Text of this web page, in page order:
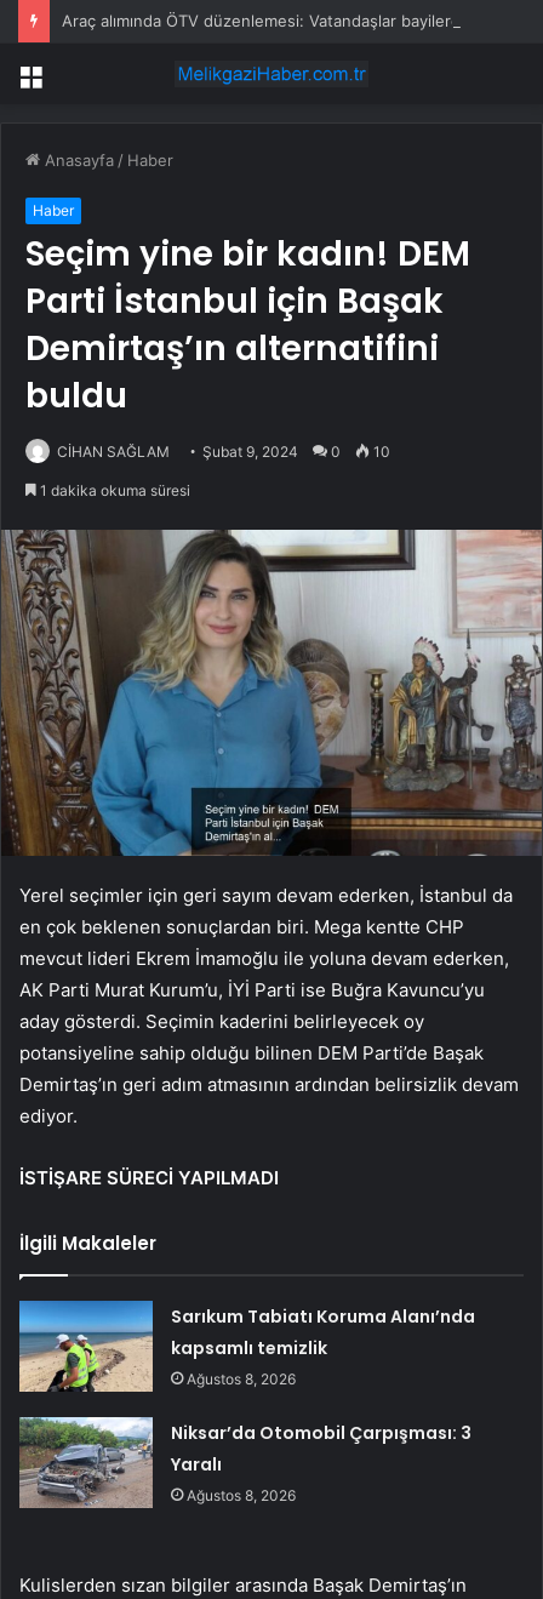
Menü
Anasayfa / Haber
Haber
Seçim yine bir kadın! DEM
Parti İstanbul için Başak
Demirtaş’ın alternatifini
buldu
CİHAN SAĞLAM Şubat 9, 2024 0 10
1 dakika okuma süresi
Yerel seçimler için geri sayım devam ederken, İstanbul da
en çok beklenen sonuçlardan biri. Mega kentte CHP
mevcut lideri Ekrem İmamoğlu ile yoluna devam ederken,
AK Parti Murat Kurum’u, İYİ Parti ise Buğra Kavuncu’yu
aday gösterdi. Seçimin kaderini belirleyecek oy
potansiyeline sahip olduğu bilinen DEM Parti’de Başak
Demirtaş’ın geri adım atmasının ardından belirsizlik devam
ediyor.
İSTİŞARE SÜRECİ YAPILMADI
İlgili Makaleler
Sarıkum Tabiatı Koruma Alanı’nda
kapsamlı temizlik
Ağustos 8, 2026
Niksar’da Otomobil Çarpışması: 3
Yaralı
Ağustos 8, 2026
Kulislerden sızan bilgiler arasında Başak Demirtaş’ın